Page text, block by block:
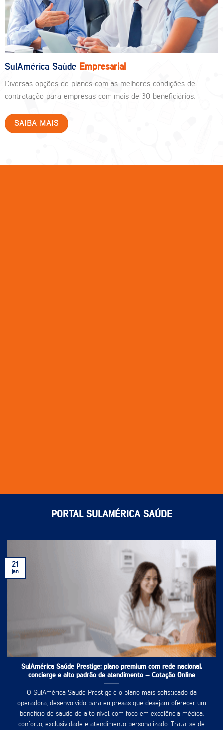
SulAmérica Saúde Empresarial
Diversas opções de planos com as melhores condições de
contratação para empresas com mais de 30 beneficiários.
SAIBA MAIS
PORTAL SULAMÉRICA SAÚDE
SulAmérica Saúde Prestige: plano premium com rede nacional,
concierge e alto padrão de atendimento – Cotação Online
O SulAmérica Saúde Prestige é o plano mais sofisticado da
operadora, desenvolvido para empresas que desejam oferecer um
benefício de saúde de alto nível, com foco em excelência médica,
conforto, exclusividade e atendimento personalizado. Trata-se de
21
jan